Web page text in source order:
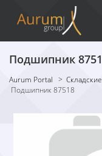
Подшипник
Aurum Portal >
Подшипник 87518